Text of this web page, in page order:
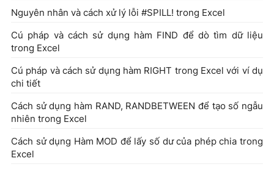
Nguyên nhân và cách xử lý lỗi #SPILL! trong Excel
Cú pháp và cách sử dụng hàm FIND để dò tìm dữ liệu
trong Excel
Cú pháp và cách sử dụng hàm RIGHT trong Excel với ví dụ
chi tiết
Cách sử dụng hàm RAND, RANDBETWEEN để tạo số ngẫu
nhiên trong Excel
Cách sử dụng Hàm MOD để lấy số dư của phép chia trong
Excel